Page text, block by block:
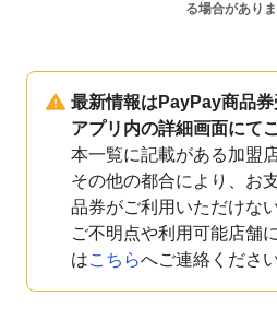
る場合がありま
最新情報はPayPay商品
アプリ内の詳細画面にて
本一覧に記載がある加盟
その他の都合により、お
品券がご利用いただけな
ご不明点や利用可能店舗
はこちらへご連絡くださ